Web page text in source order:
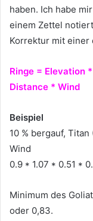
haben. Ich habe
einem Zettel
Korrektur mit einer
Ringe = Elevation
Distance * Wind
Beispiel
10 % bergauf,
Wind
0.9 * 1.07 * 0.51 *
Minimum des
oder 0,83.